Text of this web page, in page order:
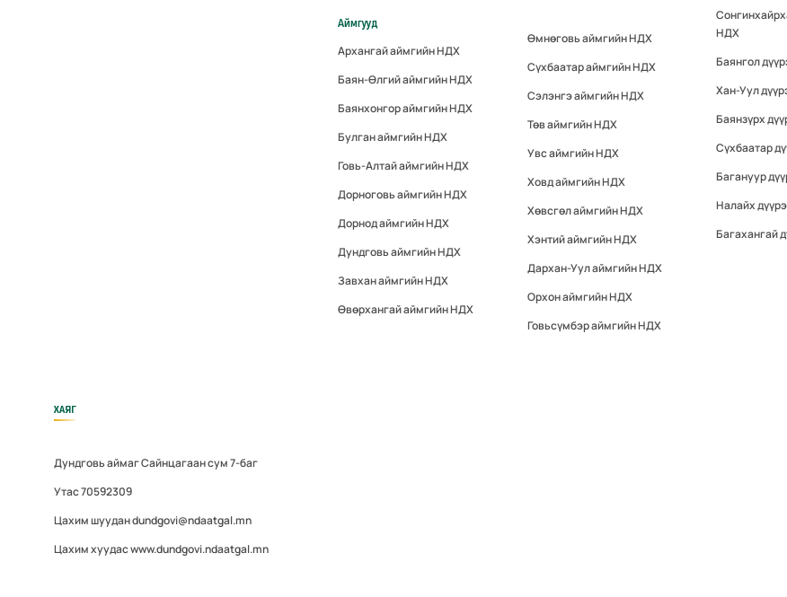
ХАЯГ
Дундговь аймаг Сайнцагаан сум 7-баг
Утас 70592309
Цахим шуудан dundgovi@ndaatgal.mn
Цахим хуудас www.dundgovi.ndaatgal.mn
Аймгууд
Архангай аймгийн НДХ
Баян-Өлгий аймгийн НДХ
Баянхонгор аймгийн НДХ
Булган аймгийн НДХ
Говь-Алтай аймгийн НДХ
Дорноговь аймгийн НДХ
Дорнод аймгийн НДХ
Дундговь аймгийн НДХ
Завхан аймгийн НДХ
Өвөрхангай аймгийн НДХ
Өмнөговь аймгийн НДХ
Сүхбаатар аймгийн НДХ
Сэлэнгэ аймгийн НДХ
Төв аймгийн НДХ
Увс аймгийн НДХ
Ховд аймгийн НДХ
Хөвсгөл аймгийн НДХ
Хэнтий аймгийн НДХ
Дархан-Уул аймгийн НДХ
Орхон аймгийн НДХ
Говьсүмбэр аймгийн НДХ
НДХ
Баянгол
Хан-Уул
Баянзүрх
Сүхбаатар
Багануур
Налайх
Багахангай